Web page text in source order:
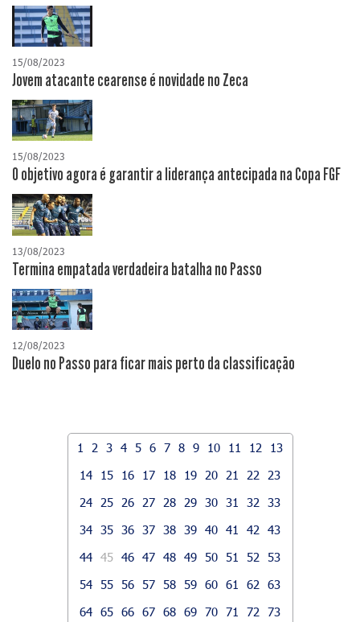
15/08/2023
Jovem atacante cearense é novidade no Zeca
15/08/2023
O objetivo agora é garantir a liderança antecipada na Copa FGF
13/08/2023
Termina empatada verdadeira batalha no Passo
12/08/2023
Duelo no Passo para ficar mais perto da classificação
1 2 3 4 5 6 7 8 9 10 11 12
13
14
15 16 17 18 19 20 21 22
23
24
25 26 27 28 29 30 31 32
33
34 35 36 37 38 39 40 41 42
43
44 45 46 47 48 49 50 51 52
53
54 55 56 57 58 59 60 61 62
63
64 65 66 67 68 69 70 71 72
73